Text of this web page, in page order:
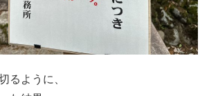
るように、